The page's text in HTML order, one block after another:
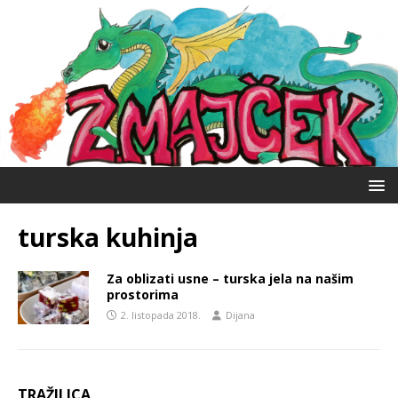
turska kuhinja
Za oblizati usne – turska jela na našim
prostorima
2. listopada 2018. Dijana